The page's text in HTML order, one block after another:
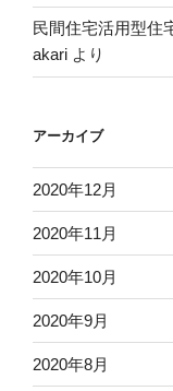
民間住宅活用型住
akari より
アーカイブ
2020年12月
2020年11月
2020年10月
2020年9月
2020年8月